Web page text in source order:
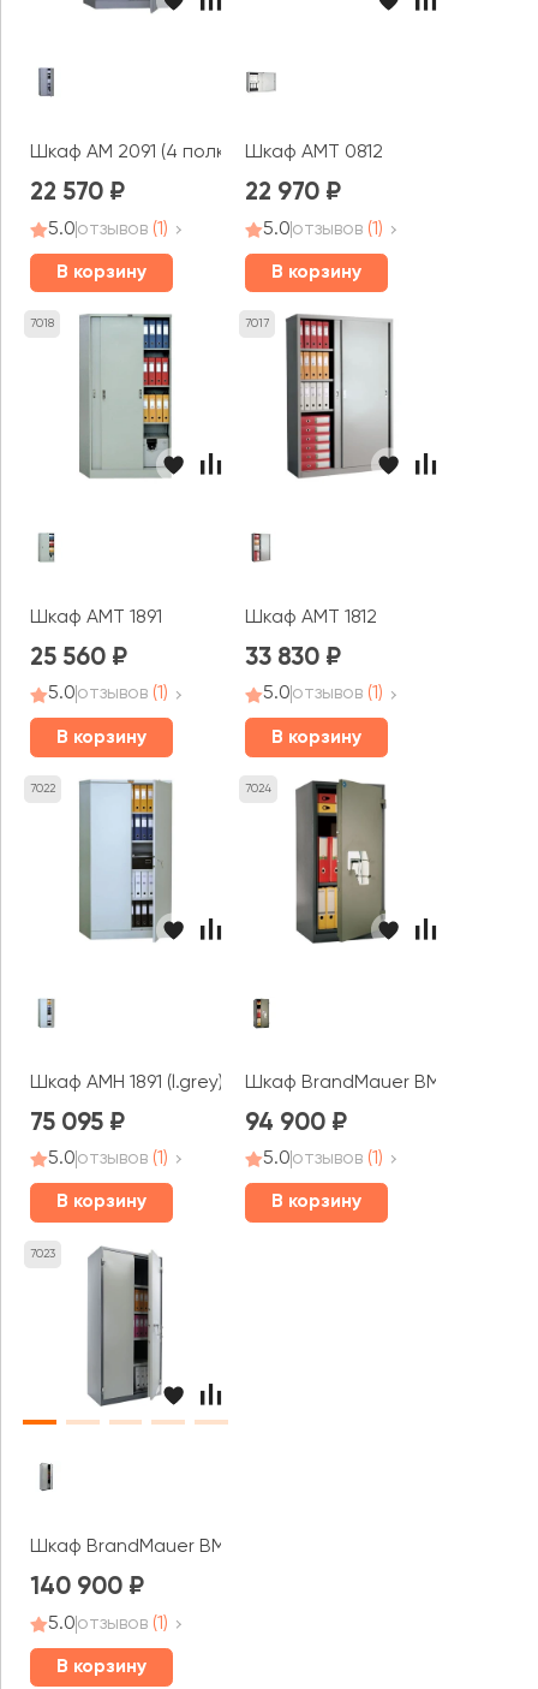
Шкаф AM 2091 (4 полки)
22 570
5.0отзывов (1)
В корзину
Шкаф AMT 0812
22 970
5.0отзывов (1)
В корзину
7018
Шкаф AMT 1891
25 560
5.0отзывов (1)
В корзину
7017
Шкаф AMT 1812
33 830
5.0отзывов (1)
В корзину
7022
Шкаф AMH 1891 (l.grey)
75 095
5.0отзывов (1)
В корзину
7024
Шкаф BrandMauer BM-1260.KL
94 900
5.0отзывов (1)
В корзину
7023
Шкаф BrandMauer BM-1993.KL графит
140 900
5.0отзывов (1)
В корзину